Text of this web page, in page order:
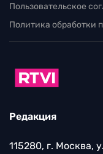
Пользовательское
Политика обработки
Редакция
115280, г. Москва,